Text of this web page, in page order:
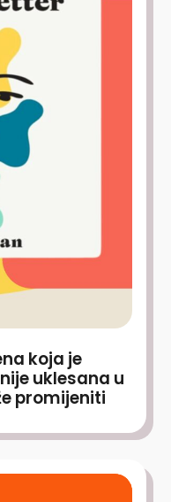
koja je
uklesana u
promijeniti